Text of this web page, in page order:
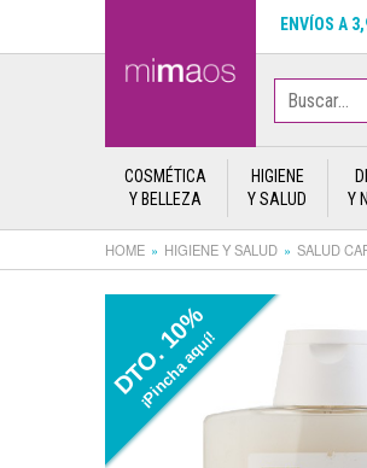
ENVÍOS A
COSMÉTICA
Y BELLEZA
HIGIENE
Y SALUD
Y
HOME HIGIENE Y SALUD SALUD
DTO. 10%
¡Pincha aquí!